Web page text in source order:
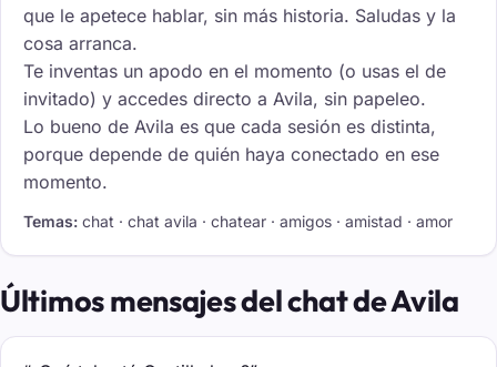
que le apetece hablar, sin más historia. Saludas y la
cosa arranca.
Te inventas un apodo en el momento (o usas el de
invitado) y accedes directo a Avila, sin papeleo.
Lo bueno de Avila es que cada sesión es distinta,
porque depende de quién haya conectado en ese
momento.
Temas: chat · chat avila · chatear · amigos · amistad · amor
Últimos mensajes del chat de Avila